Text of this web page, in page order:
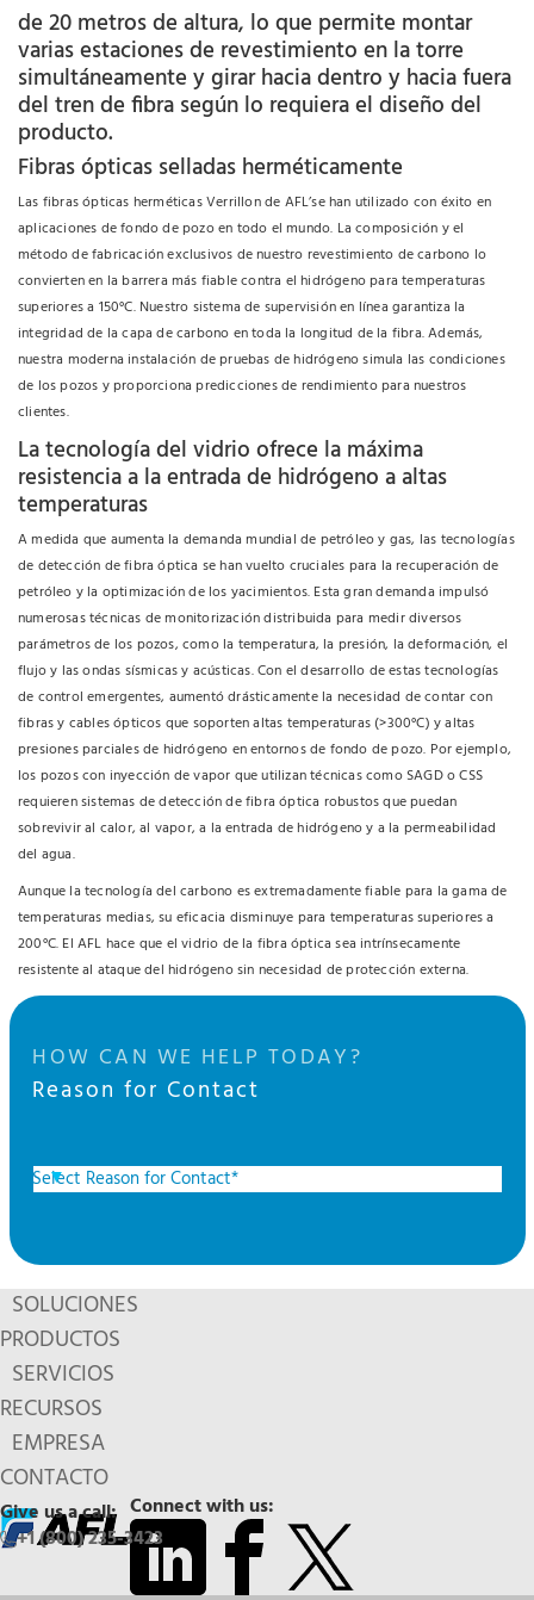
de 20 metros de altura, lo que permite montar
varias estaciones de revestimiento en la torre
simultáneamente y girar hacia dentro y hacia fuera
del tren de fibra según lo requiera el diseño del
producto.
Fibras ópticas selladas herméticamente
Las fibras ópticas herméticas Verrillon de AFL’se han utilizado con éxito en
aplicaciones de fondo de pozo en todo el mundo. La composición y el
método de fabricación exclusivos de nuestro revestimiento de carbono lo
convierten en la barrera más fiable contra el hidrógeno para temperaturas
superiores a 150°C. Nuestro sistema de supervisión en línea garantiza la
integridad de la capa de carbono en toda la longitud de la fibra. Además,
nuestra moderna instalación de pruebas de hidrógeno simula las condiciones
de los pozos y proporciona predicciones de rendimiento para nuestros
clientes.
La tecnología del vidrio ofrece la máxima
resistencia a la entrada de hidrógeno a altas
temperaturas
A medida que aumenta la demanda mundial de petróleo y gas, las tecnologías
de detección de fibra óptica se han vuelto cruciales para la recuperación de
petróleo y la optimización de los yacimientos. Esta gran demanda impulsó
numerosas técnicas de monitorización distribuida para medir diversos
parámetros de los pozos, como la temperatura, la presión, la deformación, el
flujo y las ondas sísmicas y acústicas. Con el desarrollo de estas tecnologías
de control emergentes, aumentó drásticamente la necesidad de contar con
fibras y cables ópticos que soporten altas temperaturas (>300°C) y altas
presiones parciales de hidrógeno en entornos de fondo de pozo. Por ejemplo,
los pozos con inyección de vapor que utilizan técnicas como SAGD o CSS
requieren sistemas de detección de fibra óptica robustos que puedan
sobrevivir al calor, al vapor, a la entrada de hidrógeno y a la permeabilidad
del agua.
Aunque la tecnología del carbono es extremadamente fiable para la gama de
temperaturas medias, su eficacia disminuye para temperaturas superiores a
200°C. El AFL hace que el vidrio de la fibra óptica sea intrínsecamente
resistente al ataque del hidrógeno sin necesidad de protección externa.
HOW CAN WE HELP TODAY?
Reason for Contact
SOLUCIONES
PRODUCTOS
SERVICIOS
RECURSOS
EMPRESA
CONTACTO
Connect with us:
Give us a call:
+1 (800) 235-3423